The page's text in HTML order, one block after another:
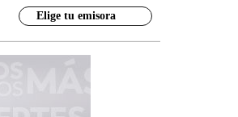
Elige tu emisora